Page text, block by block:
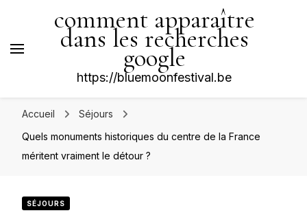
comment apparaître
dans les recherches
google
https://bluemoonfestival.be
Accueil
Séjours
Quels monuments historiques du centre de la France
méritent vraiment le détour ?
SÉJOURS